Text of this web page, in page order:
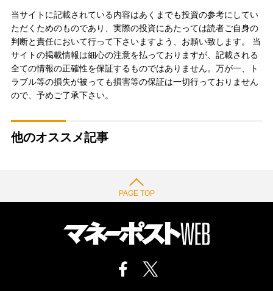
当サイトに記載されている内容はあくまでも投資の参考にしてい
ただくためのものであり、実際の投資にあたっては読者ご自身の
判断と責任において行って下さいますよう、お願い致します。 当
サイトの掲載情報は細心の注意を払っておりますが、記載される
全ての情報の正確性を保証するものではありません。万が一、ト
ラブル等の損失が被っても損害等の保証は一切行っておりません
ので、予めご了承下さい。
他のオススメ記事
PAGE TOP